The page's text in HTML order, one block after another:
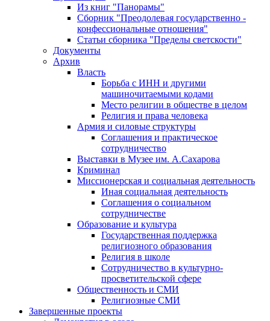
Из книг "Панорамы"
Сборник "Преодолевая государственно -
конфессиональные отношения"
Статьи сборника "Пределы светскости"
Документы
Архив
Власть
Борьба с ИНН и другими
машиночитаемыми кодами
Место религии в обществе в целом
Религия и права человека
Армия и силовые структуры
Соглашения и практическое
сотрудничество
Выставки в Музее им. А.Сахарова
Криминал
Миссионерская и социальная деятельность
Иная социальная деятельность
Соглашения о социальном
сотрудничестве
Образование и культура
Государственная поддержка
религиозного образования
Религия в школе
Сотрудничество в культурно-
просветительской сфере
Общественность и СМИ
Религиозные СМИ
Завершенные проекты